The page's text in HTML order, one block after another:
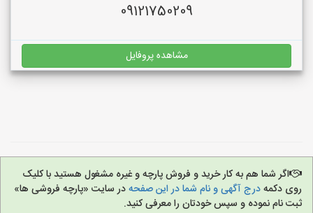
09121750209
مشاهده پروفایل
اگر شما هم به کار خرید و فروش پارچه و غیره مشغول هستید با کلیک
روی دکمهدرج آگهی و نام شما در این صفحهدر سایت «پارچه فروشی ها»
ثبت نام نموده و سپس خودتان را معرفی کنید.